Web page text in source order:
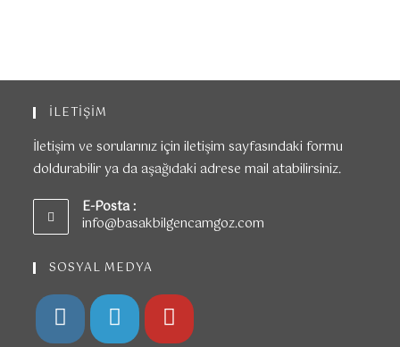
İLETİŞİM
İletişim ve sorularınız için iletişim sayfasındaki formu
doldurabilir ya da aşağıdaki adrese mail atabilirsiniz.
E-Posta :
info@basakbilgencamgoz.com
SOSYAL MEDYA